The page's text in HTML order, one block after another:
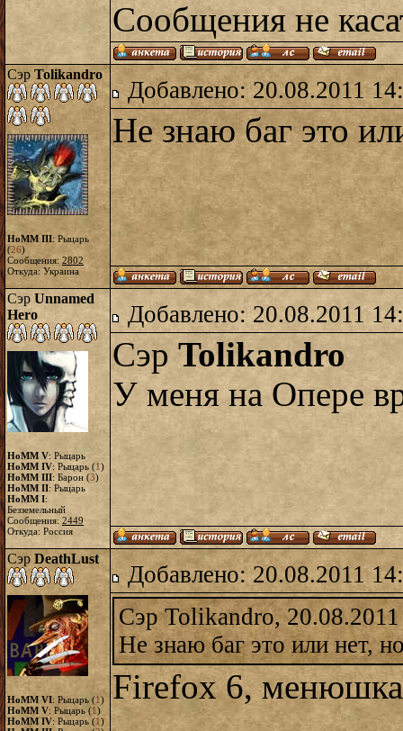
Сообщения не
Сэр Tolikandro
HoMM III: Рыцарь
(26)
Сообщения: 2802
Откуда: Украина
Добавлено: 20.08.2011
Не знаю баг это
Сэр Unnamed
Hero
HoMM V: Рыцарь
HoMM IV: Рыцарь (1)
HoMM III: Барон (3)
HoMM II: Рыцарь
HoMM I:
Безземельный
Сообщения: 2449
Откуда: Россия
Добавлено: 20.08.2011
Сэр Tolikandro
У меня на Опере
Сэр DeathLust
HoMM VI: Рыцарь (1)
HoMM V: Рыцарь (1)
HoMM IV: Рыцарь (1)
Добавлено: 20.08.2011
Сэр Tolikandro,
Не знаю баг это или нет,
Firefox 6,